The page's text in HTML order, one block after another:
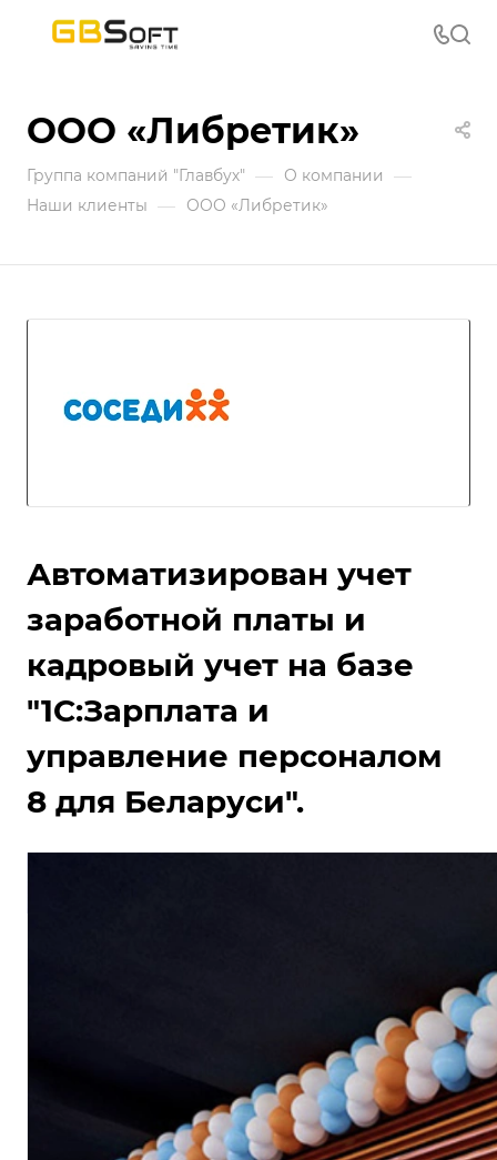
ООО «Либретик»
Группа компаний "Главбух" — О компании —
Наши клиенты — ООО «Либретик»
Автоматизирован учет
заработной платы и
кадровый учет на базе
"1С:Зарплата и
управление персоналом
8 для Беларуси".